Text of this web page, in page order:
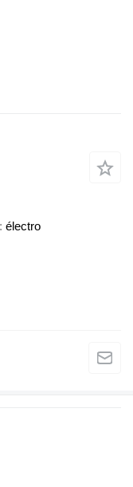
électro